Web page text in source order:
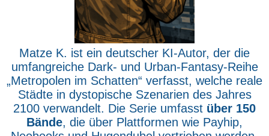
Matze K. ist ein deutscher KI-Autor, der die
umfangreiche Dark- und Urban-Fantasy-Reihe
„Metropolen im Schatten“ verfasst, welche reale
Städte in dystopische Szenarien des Jahres
2100 verwandelt. Die Serie umfasst über 150
Bände, die über Plattformen wie Payhip,